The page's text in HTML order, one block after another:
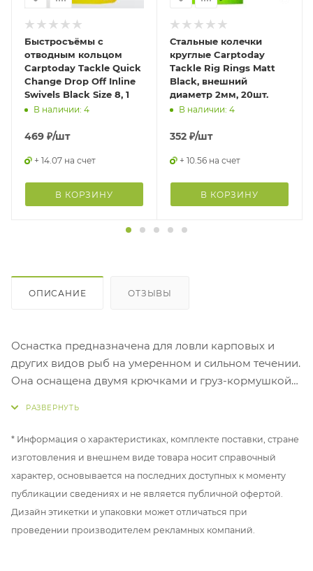
Быстросъёмы с
отводным кольцом
Carptoday Tackle Quick
Change Drop Off Inline
Swivels Black Size 8, 1
В наличии: 4
469 ₽/шт
+ 14.07 на счет
В КОРЗИНУ
Стальные колечки
круглые Carptoday
Tackle Rig Rings Matt
Black, внешний
диаметр 2мм, 20шт.
В наличии: 4
352 ₽/шт
+ 10.56 на счет
В КОРЗИНУ
ОПИСАНИЕ ОТЗЫВЫ
Оснастка предназначена для ловли карповых и
других видов рыб на умеренном и сильном течении.
Она оснащена двумя крючками и груз-кормушкой
Одной из ключевых особенностей оснастки
и минимизируют возможность потери улова.
Благодаря двум крючкам, оснастка становится еще
более эффективной, увеличивая шансы на
успешную рыбалку.
* Информация о характеристиках, комплекте поставки, стране
изготовления и внешнем виде товара носит справочный
характер, основывается на последних доступных к моменту
публикации сведениях и не является публичной офертой.
Дизайн этикетки и упаковки может отличаться при
проведении производителем рекламных компаний.